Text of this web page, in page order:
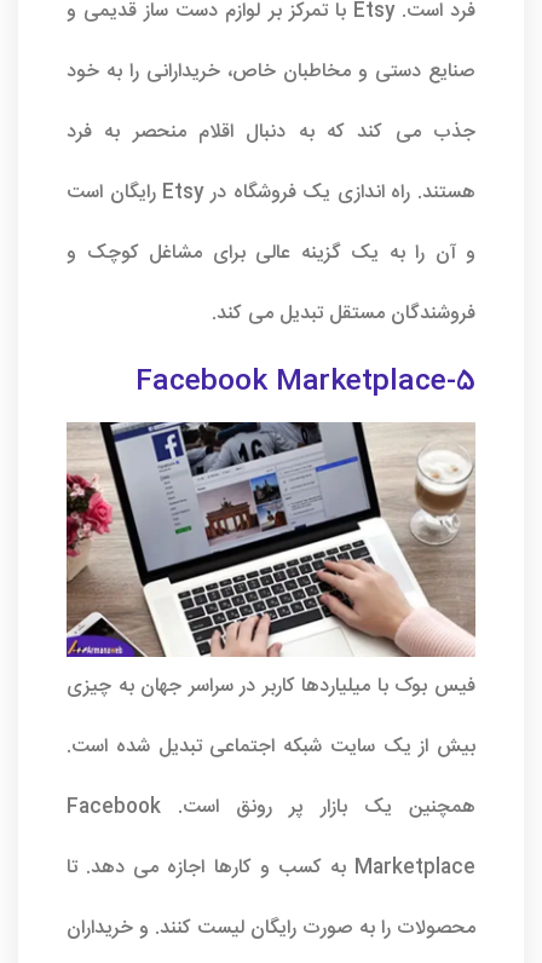
فرد است. Etsy با تمرکز بر لوازم دست ساز قدیمی و
صنایع دستی و مخاطبان خاص، خریدارانی را به خود
جذب می کند که به دنبال اقلام منحصر به فرد
هستند. راه اندازی یک فروشگاه در Etsy رایگان است
و آن را به یک گزینه عالی برای مشاغل کوچک و
فروشندگان مستقل تبدیل می کند.
5-Facebook Marketplace
فیس بوک با میلیاردها کاربر در سراسر جهان به چیزی
بیش از یک سایت شبکه اجتماعی تبدیل شده است.
همچنین یک بازار پر رونق است. Facebook
Marketplace به کسب و کارها اجازه می دهد. تا
محصولات را به صورت رایگان لیست کنند. و خریداران